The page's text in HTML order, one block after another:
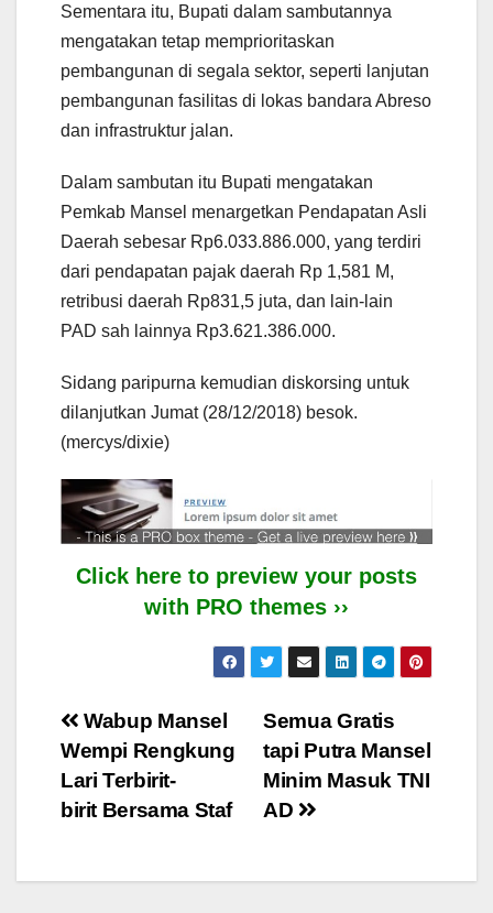
Sementara itu, Bupati dalam sambutannya
mengatakan tetap memprioritaskan
pembangunan di segala sektor, seperti lanjutan
pembangunan fasilitas di lokas bandara Abreso
dan infrastruktur jalan.
Dalam sambutan itu Bupati mengatakan
Pemkab Mansel menargetkan Pendapatan Asli
Daerah sebesar Rp6.033.886.000, yang terdiri
dari pendapatan pajak daerah Rp 1,581 M,
retribusi daerah Rp831,5 juta, dan lain-lain
PAD sah lainnya Rp3.621.386.000.
Sidang paripurna kemudian diskorsing untuk
dilanjutkan Jumat (28/12/2018) besok.
(mercys/dixie)
Click here to preview your posts
with PRO themes ››
Post
navigation
Semua Gratis
tapi Putra Mansel
Minim Masuk TNI
AD
Wabup Mansel
Wempi Rengkung
Lari Terbirit-
birit Bersama Staf